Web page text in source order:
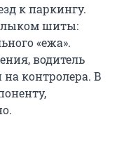
к паркингу.
лыком шиты:
«ежа».
водитель
на контролера. В